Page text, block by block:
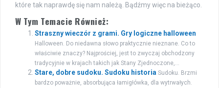
które tak naprawdę się nam należą. Bądźmy więc na bieżąco.
W Tym Temacie Również:
Straszny wieczór z grami. Gry logiczne halloween
Halloween. Do niedawna słowo praktycznie nieznane. Co to
właściwie znaczy? Najprościej, jest to zwyczaj obchodzony
tradycyjnie w krajach takich jak Stany Zjednoczone,...
Stare, dobre sudoku. Sudoku historia Sudoku. Brzmi
bardzo poważnie, absorbująca łamigłówka, dla wytrwałych.